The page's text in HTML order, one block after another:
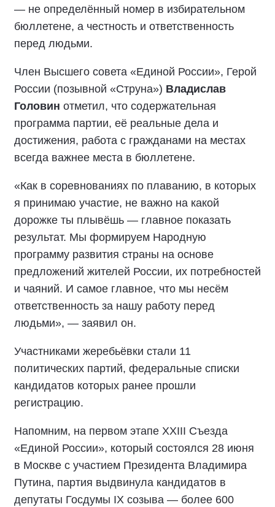
— не определённый номер в избирательном
бюллетене, а честность и ответственность
перед людьми.
Член Высшего совета «Единой России», Герой
России (позывной «Струна») Владислав
Головин отметил, что содержательная
программа партии, её реальные дела и
достижения, работа с гражданами на местах
всегда важнее места в бюллетене.
«Как в соревнованиях по плаванию, в которых
я принимаю участие, не важно на какой
дорожке ты плывёшь — главное показать
результат. Мы формируем Народную
программу развития страны на основе
предложений жителей России, их потребностей
и чаяний. И самое главное, что мы несём
ответственность за нашу работу перед
людьми», — заявил он.
Участниками жеребьёвки стали 11
политических партий, федеральные списки
кандидатов которых ранее прошли
регистрацию.
Напомним, на первом этапе XXIII Съезда
«Единой России», который состоялся 28 июня
в Москве с участием Президента Владимира
Путина, партия выдвинула кандидатов в
депутаты Госдумы IX созыва — более 600